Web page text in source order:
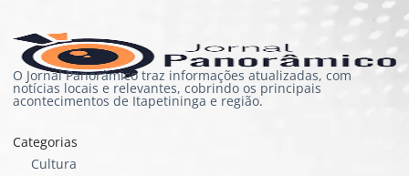
O Jornal Panorâmico traz informações atualizadas, com
notícias locais e relevantes, cobrindo os principais
acontecimentos de Itapetininga e região.
Categorias
Cultura